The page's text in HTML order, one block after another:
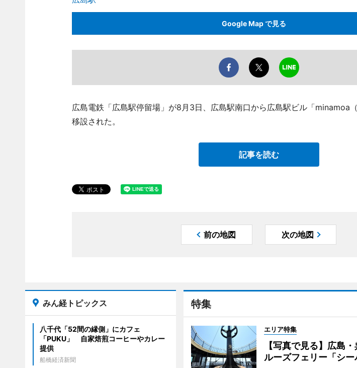
Google Map で見る
広島電鉄「広島駅停留場」が8月3日、広島駅南口から広島駅ビル「minamoa
移設された。
記事を読む
前の地図 次の地図
特集
エリア特集
【写真で見る】広島
ルーズフェリー「シ
みん経トピックス
八千代「52間の縁側」にカフェ
「PUKU」 自家焙煎コーヒーやカレー
提供
船橋経済新聞